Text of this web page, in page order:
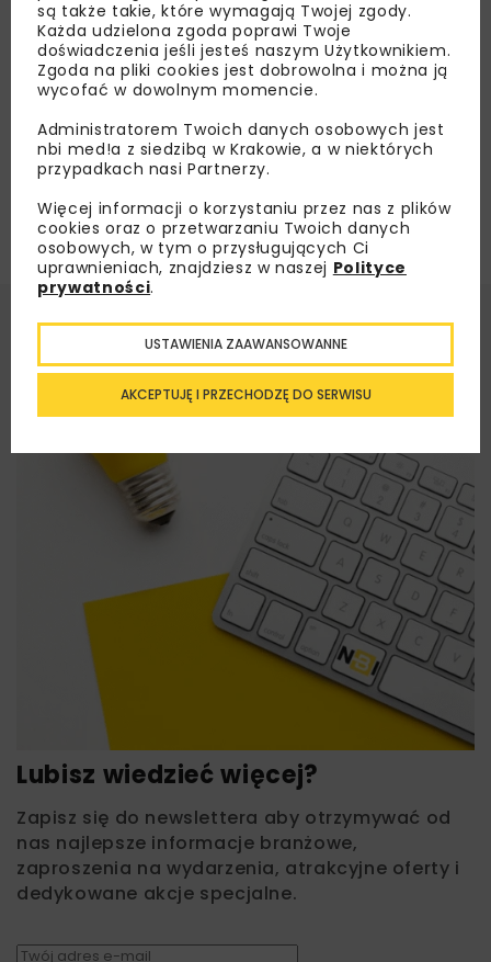
Załaduj więcej...
Lubisz wiedzieć więcej?
Zapisz się do newslettera aby otrzymywać od
nas najlepsze informacje branżowe,
zaproszenia na wydarzenia, atrakcyjne oferty i
dedykowane akcje specjalne.
są także takie, które wymagają Twojej zgody.
Każda udzielona zgoda poprawi Twoje
doświadczenia jeśli jesteś naszym Użytkownikiem.
Zgoda na pliki cookies jest dobrowolna i można ją
wycofać w dowolnym momencie.
Administratorem Twoich danych osobowych jest
nbi med!a z siedzibą w Krakowie, a w niektórych
przypadkach nasi Partnerzy.
Więcej informacji o korzystaniu przez nas z plików
cookies oraz o przetwarzaniu Twoich danych
osobowych, w tym o przysługujących Ci
uprawnieniach, znajdziesz w naszej Polityce
prywatności.
AKCEPTUJĘ I PRZECHODZĘ DO SERWISU
USTAWIENIA ZAAWANSOWANNE